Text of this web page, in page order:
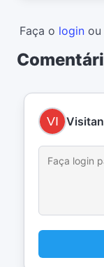
Faça o login ou